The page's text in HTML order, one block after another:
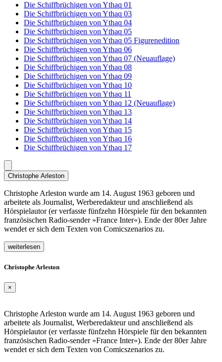
Die Schiffbrüchigen von Ythaq 01
Die Schiffbrüchigen von Ythaq 03
Die Schiffbrüchigen von Ythaq 04
Die Schiffbrüchigen von Ythaq 05
Die Schiffbrüchigen von Ythaq 05 Figurenedition
Die Schiffbrüchigen von Ythaq 06
Die Schiffbrüchigen von Ythaq 07 (Neuauflage)
Die Schiffbrüchigen von Ythaq 08
Die Schiffbrüchigen von Ythaq 09
Die Schiffbrüchigen von Ythaq 10
Die Schiffbrüchigen von Ythaq 11
Die Schiffbrüchigen von Ythaq 12 (Neuauflage)
Die Schiffbrüchigen von Ythaq 13
Die Schiffbrüchigen von Ythaq 14
Die Schiffbrüchigen von Ythaq 15
Die Schiffbrüchigen von Ythaq 16
Die Schiffbrüchigen von Ythaq 17
Christophe Arleston
Christophe Arleston wurde am 14. August 1963 geboren und
arbeitete als Journalist, Werberedakteur und anschließend als
Hörspielautor (er verfasste fünfzehn Hörspiele für den bekannten
französischen Radio-sender »France Inter«). Ende der 80er Jahre
wendet er sich dem Texten von Comicszenarios zu.
weiterlesen
Christophe Arleston
×
Christophe Arleston wurde am 14. August 1963 geboren und
arbeitete als Journalist, Werberedakteur und anschließend als
Hörspielautor (er verfasste fünfzehn Hörspiele für den bekannten
französischen Radio-sender »France Inter«). Ende der 80er Jahre
wendet er sich dem Texten von Comicszenarios zu.